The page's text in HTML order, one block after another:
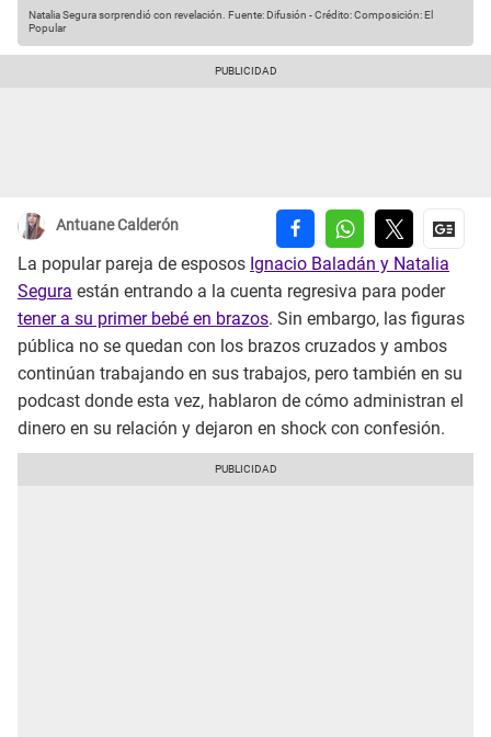
Natalia Segura sorprendió con revelación. Fuente: Difusión -Crédito: Composición: El
Popular
Antuane Calderón
La popular pareja de esposos Ignacio Baladán y Natalia
Segura están entrando a la cuenta regresiva para poder
tener a su primer bebé en brazos. Sin embargo, las figuras
pública no se quedan con los brazos cruzados y ambos
continúan trabajando en sus trabajos, pero también en su
podcast donde esta vez, hablaron de cómo administran el
dinero en su relación y dejaron en shock con confesión.